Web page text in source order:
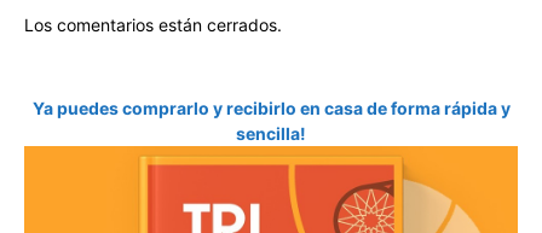
Los comentarios están cerrados.
Ya puedes comprarlo y recibirlo en casa de forma rápida y
sencilla!